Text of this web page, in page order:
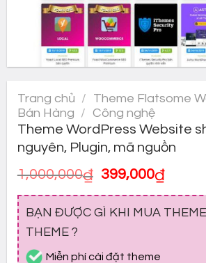
Trang chủ / Theme Flatsome
Bán Hàng / Công nghệ
Theme WordPress Website
nguyên, Plugin, mã nguồn
1,000,000₫ Giá
là:
1,000,000₫.
399,000₫Giá
là:
BẠN ĐƯỢC GÌ KHI MUA
THEME ?
Miễn phí cài đặt theme